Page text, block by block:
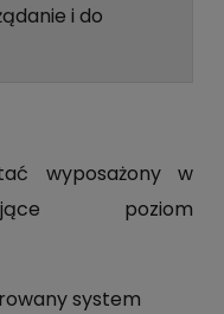
i do
wyposażony w
poziom
system